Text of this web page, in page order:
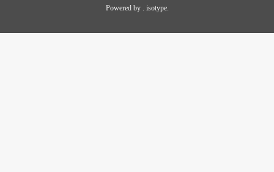
Powered by . isotype.